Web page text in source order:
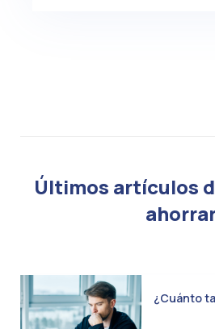
Últimos artículos
¿Cuánto